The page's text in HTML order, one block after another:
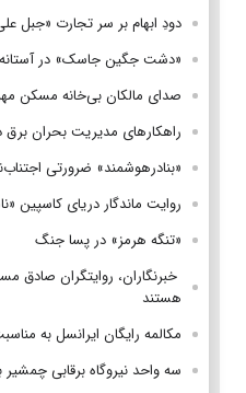
دودِ ابهام بر سر تجارت «جبل
«دشت جگین جاسک» در
صدای مالکان بی‌خانه مسکن
راهکارهای مدیریت بحران
«بنادرهوشمند» ضرورتی
روایت ماندگار دریای کاسپین
«تنگه هرمز» در پسا جنگ
خبرنگاران، روایتگران
هستند
مکالمه رایگان ایرانسل به
سه واحد نیروگاه برقابی